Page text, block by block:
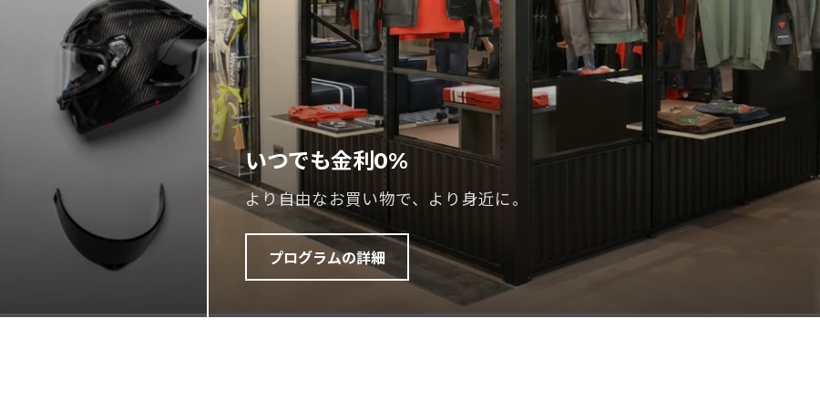
いつでも金利0%
より自由なお買い物で、より身近に。
プログラムの詳細